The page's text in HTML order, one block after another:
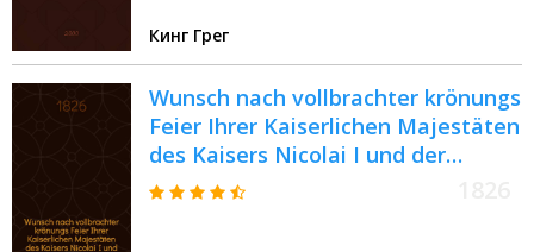
Кинг Грег
Wunsch nach vollbrachter krönungs
Feier Ihrer Kaiserlichen Majestäten
des Kaisers Nicolai I und der
Kaiserin Alexandra